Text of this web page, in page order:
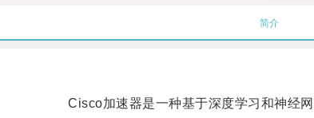
简介
Cisco加速器是一种基于深度学习和神经网